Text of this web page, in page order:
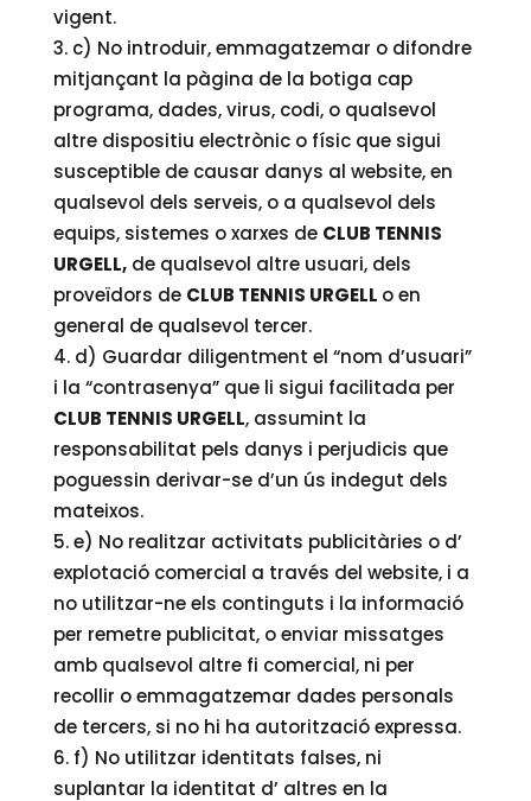
vigent.
c) No introduir, emmagatzemar o difondre
mitjançant la pàgina de la botiga cap
programa, dades, virus, codi, o qualsevol
altre dispositiu electrònic o físic que sigui
susceptible de causar danys al website, en
qualsevol dels serveis, o a qualsevol dels
equips, sistemes o xarxes de CLUB TENNIS
URGELL,de qualsevol altre usuari, dels
proveïdors de CLUB TENNIS URGELL o en
general de qualsevol tercer.
d) Guardar diligentment el “nom d’usuari”
i la “contrasenya” que li sigui facilitada per
CLUB TENNIS URGELL, assumint la
responsabilitat pels danys i perjudicis que
poguessin derivar-se d’un ús indegut dels
mateixos.
e) No realitzar activitats publicitàries o d’
explotació comercial a través del website, i a
no utilitzar-ne els continguts i la informació
per remetre publicitat, o enviar missatges
amb qualsevol altre fi comercial, ni per
recollir o emmagatzemar dades personals
de tercers, si no hi ha autorització expressa.
f) No utilitzar identitats falses, ni
suplantar la identitat d’ altres en la